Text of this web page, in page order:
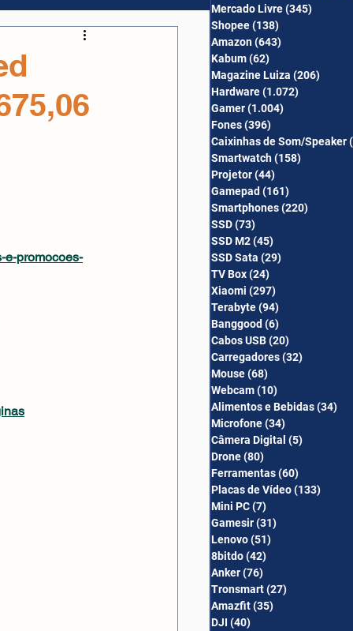
Projetor
Banggood
e-promocoes-
Mercado Livre(345)
Shopee(138)
Amazon(643)
Kabum(62)
Magazine Luiza (206)
Hardware(1.072)
Gamer(1.004)
Fones(396)
Caixinhas de Som/Speaker
Smartwatch(158)
Projetor(44)
Gamepad (161)
Smartphones(220)
SSD(73)
SSD M2(45)
SSD Sata (29)
TV Box(24)
Xiaomi (297)
Terabyte(94)
Banggood (6)
Cabos USB(20)
Carregadores(32)
Mouse(68)
Webcam(10)
Alimentos e Bebidas(34)
Microfone(34)
Câmera Digital (5)
Drone(80)
Ferramentas(60)
Placas de Vídeo(133)
Mini PC(7)
Gamesir(31)
Lenovo(51)
8bitdo(42)
Anker(76)
Tronsmart(27)
Amazfit(35)
DJI (40)